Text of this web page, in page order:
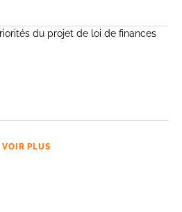
du projet de loi de finances
VOIR PLUS